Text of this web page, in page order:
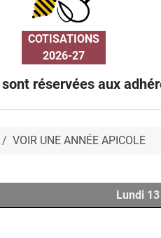
COTISATIONS
2026-27
sont réservées aux
VOIR UNE ANNÉE APICOLE
Lundi